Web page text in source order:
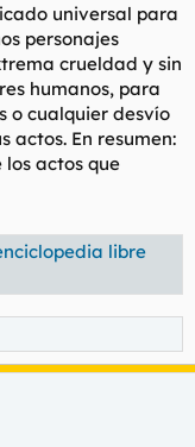
universal para
personajes
crueldad y sin
humanos, para
o cualquier desvío
actos. En resumen:
los actos que
libre